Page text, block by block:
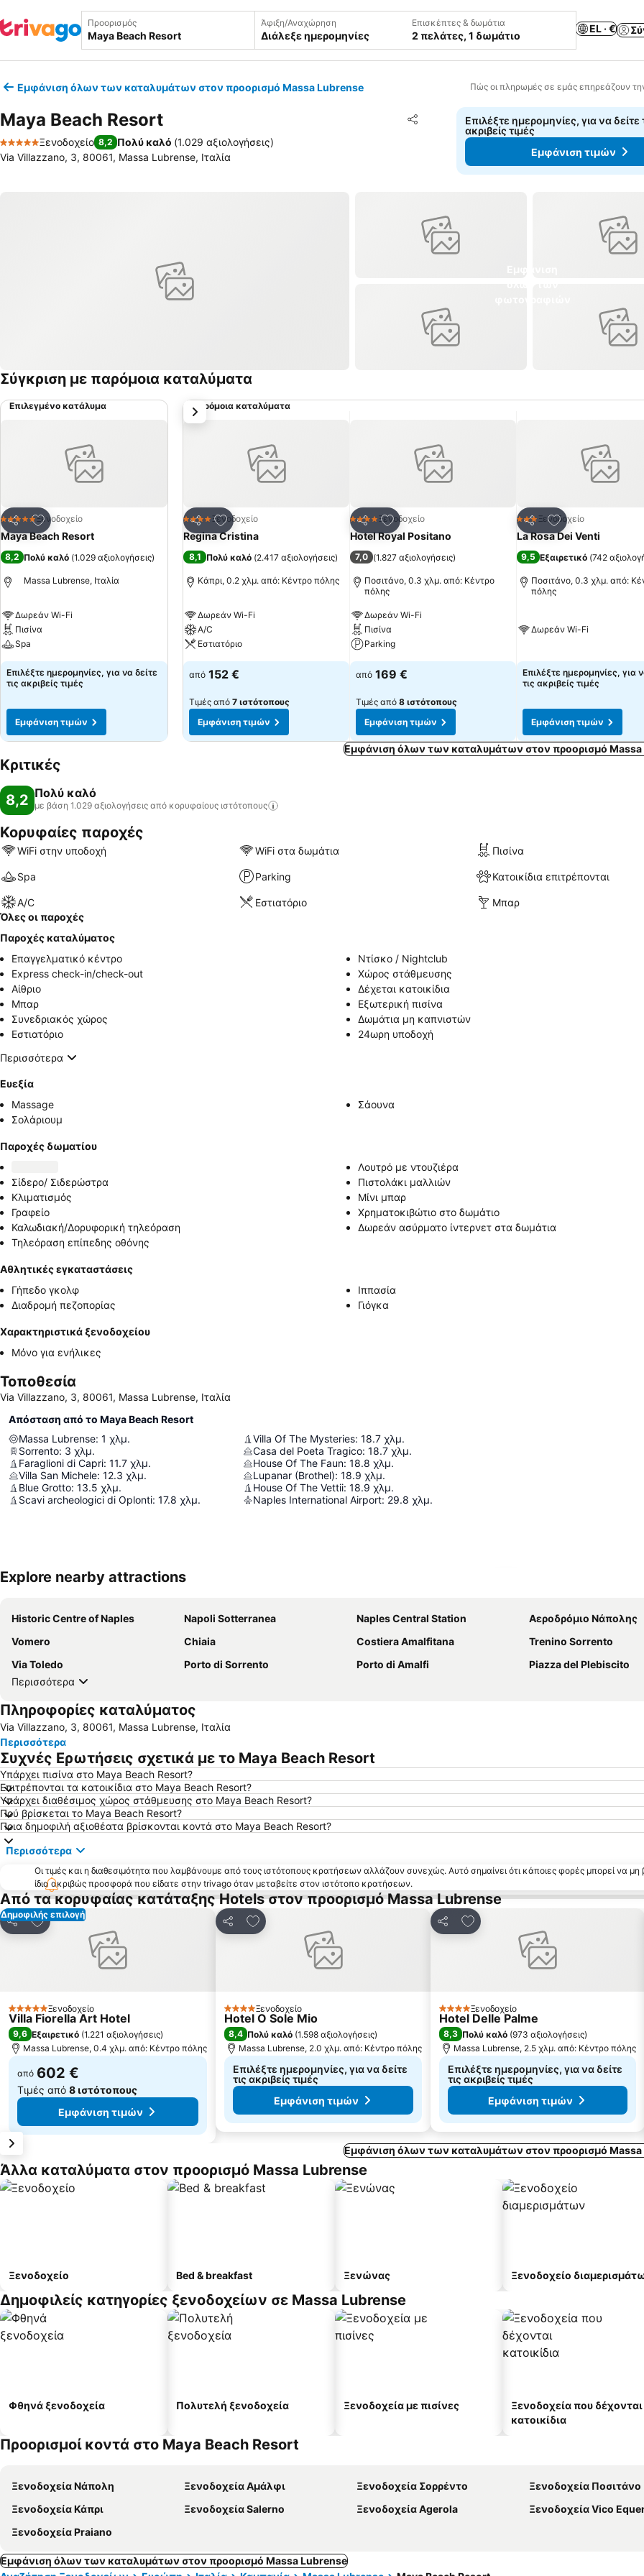
Προορισμός Άφιξη/Αναχώρηση
Διάλεξε ημερομηνίες
Επισκέπτες & δωμάτια
2 πελάτες, 1 δωμάτιο
EL · €
Εμφάνιση όλων των καταλυμάτων στον προορισμό Massa Lubrense Πώς οι πληρωμές σε εμάς επηρεάζουν
Maya Beach Resort Κοινοποίηση
Προσθήκη στα αγαπημένα
5 Αστέρια
Ξενοδοχείο 8,2 Πολύ καλό (1.029 αξιολογήσεις)
Via Villazzano, 3, 80061, Massa Lubrense, Ιταλία
Επιλέξτε ημερομηνίες, για να δείτε
ακριβείς τιμές
Εμφάνιση τιμών
Σύγκριση με παρόμοια καταλύματα
Επιλεγμένο κατάλυμα
Κοινοποίηση
Προσθήκη στα αγαπημένα
5 ΑστέριαΞενοδοχείο
Maya Beach Resort
8,2 Πολύ καλό (1.029 αξιολογήσεις)
Massa Lubrense, Ιταλία
Δωρεάν Wi-Fi
Πισίνα
Spa
Επιλέξτε ημερομηνίες, για να δείτε
τις ακριβείς τιμές
Εμφάνιση τιμών
Παρόμοια καταλύματα
Κοινοποίηση
Προσθήκη στα αγαπημένα
4 ΑστέριαΞενοδοχείο
Regina Cristina
8,1 Πολύ καλό (2.417 αξιολογήσεις)
Κάπρι, 0.2 χλμ. από: Κέντρο πόλης
Δωρεάν Wi-Fi
A/C
Εστιατόριο
από 152 €
Τιμές από 7 ιστότοπους
Εμφάνιση τιμών
Κοινοποίηση
Προσθήκη στα αγαπημένα
4 ΑστέριαΞενοδοχείο
Hotel Royal Positano
7,0 (1.827 αξιολογήσεις)
Ποσιτάνο, 0.3 χλμ. από: Κέντρο
πόλης
Δωρεάν Wi-Fi
Πισίνα
Parking
από 169 €
Τιμές από 8 ιστότοπους
Εμφάνιση τιμών
Κοινοποίηση
Προσθήκη στα
3 ΑστέριαΞενοδοχείο
La Rosa Dei Venti
9,5 Εξαιρετικό (742
Ποσιτάνο, 0.3 χλμ. από:
πόλης
Δωρεάν Wi-Fi
Επιλέξτε ημερομηνίες, για
τις ακριβείς τιμές
Εμφάνιση τιμών
επόμενο
Εμφάνιση όλων των καταλυμάτων στον προορισμό Massa
Κριτικές
8,2 Πολύ καλό
με βάση 1.029 αξιολογήσεις από κορυφαίους ιστότοπους
Κορυφαίες παροχές
WiFi στην υποδοχή WiFi στα δωμάτια Πισίνα
Spa Parking Κατοικίδια επιτρέπονται
A/C Εστιατόριο
Μπαρ
Όλες οι παροχές
Παροχές καταλύματος
Επαγγελματικό κέντρο
Ντίσκο / Nightclub
Express check-in/check-out
Χώρος στάθμευσης
Αίθριο
Δέχεται κατοικίδια
Μπαρ
Εξωτερική πισίνα
Συνεδριακός χώρος
Δωμάτια μη καπνιστών
Εστιατόριο
24ωρη υποδοχή
Περισσότερα
Ευεξία
Massage
Σάουνα
Σολάριουμ
Παροχές δωματίου
Λουτρό με ντουζιέρα
Σίδερο/ Σιδερώστρα
Πιστολάκι μαλλιών
Κλιματισμός
Μίνι μπαρ
Γραφείο
Χρηματοκιβώτιο στο δωμάτιο
Καλωδιακή/Δορυφορική τηλεόραση
Δωρεάν ασύρματο ίντερνετ στα δωμάτια
Τηλεόραση επίπεδης οθόνης
Αθλητικές εγκαταστάσεις
Γήπεδο γκολφ
Ιππασία
Διαδρομή πεζοπορίας
Γιόγκα
Χαρακτηριστικά ξενοδοχείου
Μόνο για ενήλικες
Τοποθεσία
Via Villazzano, 3, 80061, Massa Lubrense, Ιταλία
Απόσταση από το Maya Beach Resort
Massa Lubrense: 1 χλμ.
Sorrento: 3 χλμ.
Faraglioni di Capri: 11.7 χλμ.
Villa San Michele: 12.3 χλμ.
Blue Grotto: 13.5 χλμ.
Scavi archeologici di Oplonti: 17.8 χλμ.
Villa Of The Mysteries: 18.7 χλμ.
Casa del Poeta Tragico: 18.7 χλμ.
House Of The Faun: 18.8 χλμ.
Lupanar (Brothel): 18.9 χλμ.
House Of The Vettii: 18.9 χλμ.
Naples International Airport: 29.8 χλμ.
Explore nearby attractions
Historic Centre of Naples Napoli Sotterranea Naples Central Station
Αεροδρόμιο Νάπολης
Vomero
Chiaia Costiera Amalfitana
Trenino Sorrento
Via Toledo
Porto di Sorrento Porto di Amalfi
Piazza del Plebiscito
Περισσότερα
Πληροφορίες καταλύματος
Via Villazzano, 3, 80061, Massa Lubrense, Ιταλία
Περισσότερα
Συχνές Ερωτήσεις σχετικά με το Maya Beach Resort
Υπάρχει πισίνα στο Maya Beach Resort?
Επιτρέπονται τα κατοικίδια στο Maya Beach Resort?
Υπάρχει διαθέσιμος χώρος στάθμευσης στο Maya Beach Resort?
Πού βρίσκεται το Maya Beach Resort?
Ποια δημοφιλή αξιοθέατα βρίσκονται κοντά στο Maya Beach Resort?
Περισσότερα
Οι τιμές και η διαθεσιμότητα που λαμβάνουμε από τους ιστότοπους κρατήσεων αλλάζουν συνεχώς. Αυτό σημαίνει ότι κάποιες φορές μπορεί να μη
ίδια ακριβώς προσφορά που είδατε στην trivago όταν μεταβείτε στον ιστότοπο κρατήσεων.
Από τα κορυφαίας κατάταξης Hotels στον προορισμό Massa Lubrense
Δημοφιλής επιλογή
Κοινοποίηση
Προσθήκη στα αγαπημένα
5 ΑστέριαΞενοδοχείο
Villa Fiorella Art Hotel
9,6 Εξαιρετικό (1.221 αξιολογήσεις)
Massa Lubrense, 0.4 χλμ. από: Κέντρο πόλης
από 602 €
Τιμές από 8 ιστότοπους
Εμφάνιση τιμών
Κοινοποίηση
Προσθήκη στα αγαπημένα
4 ΑστέριαΞενοδοχείο
Hotel O Sole Mio
8,4 Πολύ καλό (1.598 αξιολογήσεις)
Massa Lubrense, 2.0 χλμ. από: Κέντρο πόλης
Επιλέξτε ημερομηνίες, για να δείτε
τις ακριβείς τιμές
Εμφάνιση τιμών
Κοινοποίηση
Προσθήκη στα αγαπημένα
4 ΑστέριαΞενοδοχείο
Hotel Delle Palme
8,3 Πολύ καλό (973 αξιολογήσεις)
Massa Lubrense, 2.5 χλμ. από: Κέντρο πόλης
Επιλέξτε ημερομηνίες, για να δείτε
τις ακριβείς τιμές
Εμφάνιση τιμών
Εμφάνιση όλων των καταλυμάτων στον προορισμό Massa
Άλλα καταλύματα στον προορισμό Massa Lubrense
Ξενοδοχείο Bed & breakfast Ξενώνας Ξενοδοχείο
Δημοφιλείς κατηγορίες ξενοδοχείων σε Massa Lubrense
Φθηνά ξενοδοχεία Πολυτελή ξενοδοχεία Ξενοδοχεία με πισίνες
Ξενοδοχεία που δέχονται
κατοικίδια
Προορισμοί κοντά στο Maya Beach Resort
Ξενοδοχεία Νάπολη Ξενοδοχεία Αμάλφι Ξενοδοχεία Σορρέντο
Ξενοδοχεία Ποσιτάνο
Ξενοδοχεία Κάπρι
Ξενοδοχεία Salerno Ξενοδοχεία Agerola
Ξενοδοχεία Vico
Ξενοδοχεία Praiano
Εμφάνιση όλων των καταλυμάτων στον προορισμό Massa Lubrense